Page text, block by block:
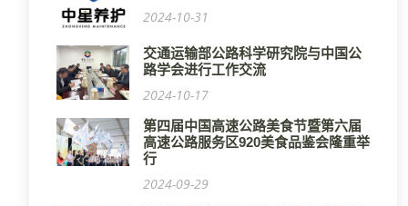
2024-10-31
交通运输部公路科学研究院与中国公
路学会进行工作交流
2024-10-17
第四届中国高速公路美食节暨第六届
高速公路服务区920美食品鉴会隆重举
行
2024-09-29